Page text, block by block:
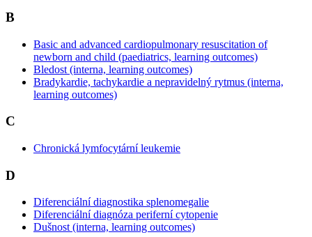
B
Basic and advanced cardiopulmonary resuscitation of
newborn and child (paediatrics, learning outcomes)
Bledost (interna, learning outcomes)
Bradykardie, tachykardie a nepravidelný rytmus (interna,
learning outcomes)
C
Chronická lymfocytární leukemie
D
Diferenciální diagnostika splenomegalie
Diferenciální diagnóza periferní cytopenie
Dušnost (interna, learning outcomes)